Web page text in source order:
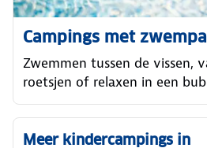
Campings met
Zwemmen tussen de vissen,
roetsjen of relaxen in een
Meer kindercampings in